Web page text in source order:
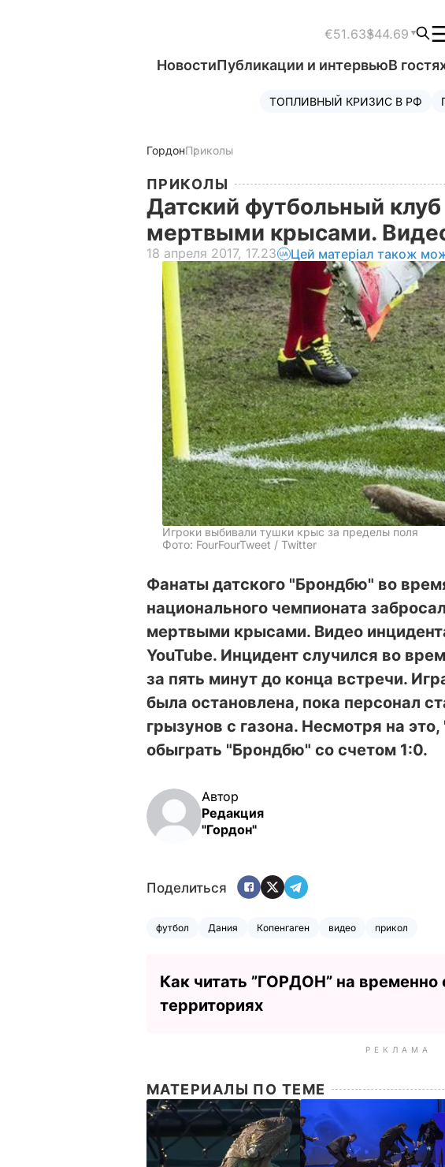
€51.63$44.69
НовостиПубликации и интервьюВ
ТОПЛИВНЫЙ КРИЗИС В РФ
ГордонПриколы
ПРИКОЛЫ
Датский футбольный
мертвыми крысами.
18 апреля 2017, 17.23 Цей матеріал також
Игроки выбивали тушки крыс за пределы поля
Фото: FourFourTweet / Twitter
Фанаты датского "Брондбю" во
национального чемпионата
мертвыми крысами. Видео
YouTube. Инцидент случился во
за пять минут до конца встречи.
была остановлена, пока персонал
грызунов с газона. Несмотря на
обыграть "Брондбю" со счетом 1:0.
Автор
Редакция
"Гордон"
Поделиться
футбол Дания Копенгаген видео прикол
Как читать ”ГОРДОН” на временно
территориях
РЕКЛАМА
МАТЕРИАЛЫ ПО ТЕМЕ